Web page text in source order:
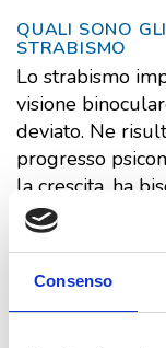
Consenso
QUALI SONO
STRABISMO
Lo strabismo
visione
deviato. Ne
progresso
la crescita, ha
l’ambiente che
PERCHÉ È
E’ dunque
strabismo per